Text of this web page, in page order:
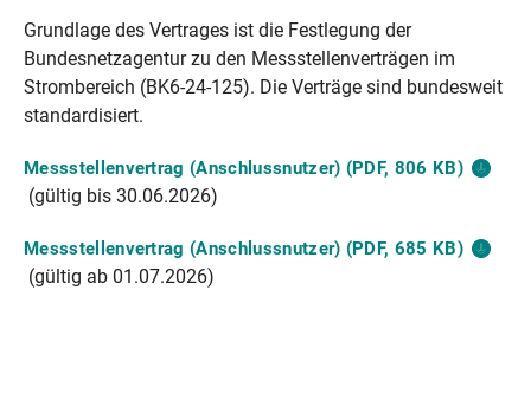
Grundlage des Vertrages ist die Festlegung der
Bundesnetzagentur zu den Messstellenverträgen im
Strombereich (BK6-24-125). Die Verträge sind bundesweit
standardisiert.
Messstellenvertrag (Anschlussnutzer) (PDF, 806 KB)
(gültig bis 30.06.2026)
Messstellenvertrag (Anschlussnutzer) (PDF, 685 KB)
(gültig ab 01.07.2026)